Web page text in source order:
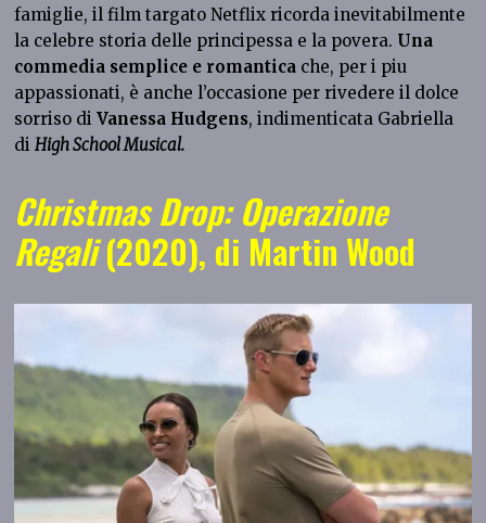
famiglie, il film targato Netflix ricorda inevitabilmente
la celebre storia delle principessa e la povera. Una
commedia semplice e romantica che, per i piu
appassionati, è anche l’occasione per rivedere il dolce
sorriso diVanessa Hudgens, indimenticata Gabriella
diHigh School Musical.
Christmas Drop: Operazione
Regali(2020), di Martin Wood